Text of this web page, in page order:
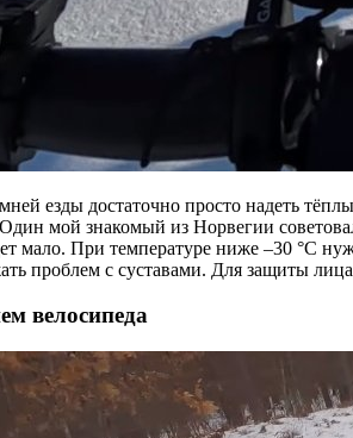
езды достаточно просто надеть
мой знакомый из Норвегии
мало. При температуре ниже –30 °C
проблем с суставами. Для защиты
велосипеда